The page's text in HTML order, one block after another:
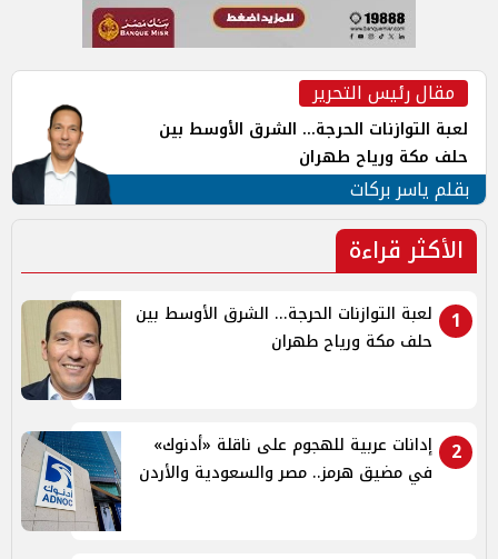
مقال رئيس التحرير
لعبة التوازنات الحرجة... الشرق الأوسط بين
حلف مكة ورياح طهران
بقلم ياسر بركات
الأكثر قراءة
1
لعبة التوازنات الحرجة... الشرق الأوسط بين
حلف مكة ورياح طهران
2
إدانات عربية للهجوم على ناقلة «أدنوك»
في مضيق هرمز.. مصر والسعودية والأردن